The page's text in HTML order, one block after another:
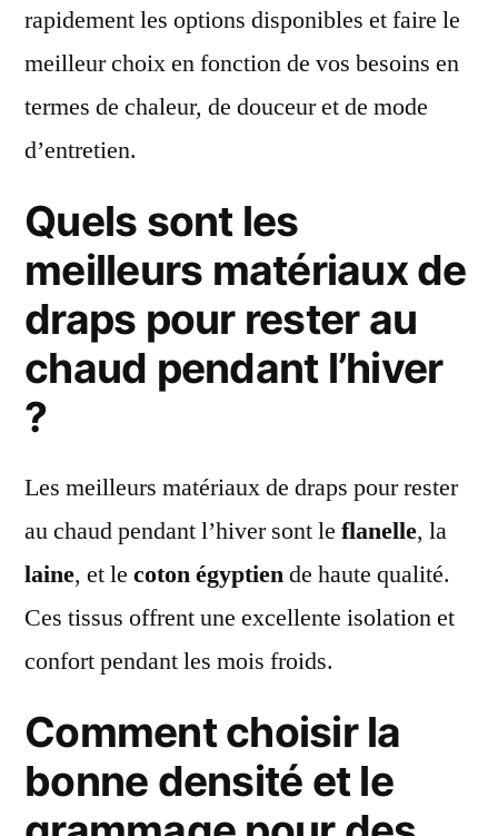
rapidement les options disponibles et faire le
meilleur choix en fonction de vos besoins en
termes de chaleur, de douceur et de mode
d’entretien.
Quels sont les
meilleurs matériaux de
draps pour rester au
chaud pendant l’hiver
?
Les meilleurs matériaux de draps pour rester
au chaud pendant l’hiver sont le flanelle, la
laine, et le coton égyptiende haute qualité.
Ces tissus offrent une excellente isolation et
confort pendant les mois froids.
Comment choisir la
bonne densité et le